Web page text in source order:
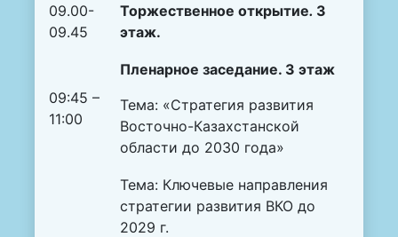
09.00-
09.45
Торжественное открытие. 3
этаж.
09:45 –
11:00
Пленарное заседание. 3 этаж
Тема: «Стратегия развития
Восточно-Казахстанской
области до 2030 года»
Тема: Ключевые направления
стратегии развития ВКО до
2029 г.